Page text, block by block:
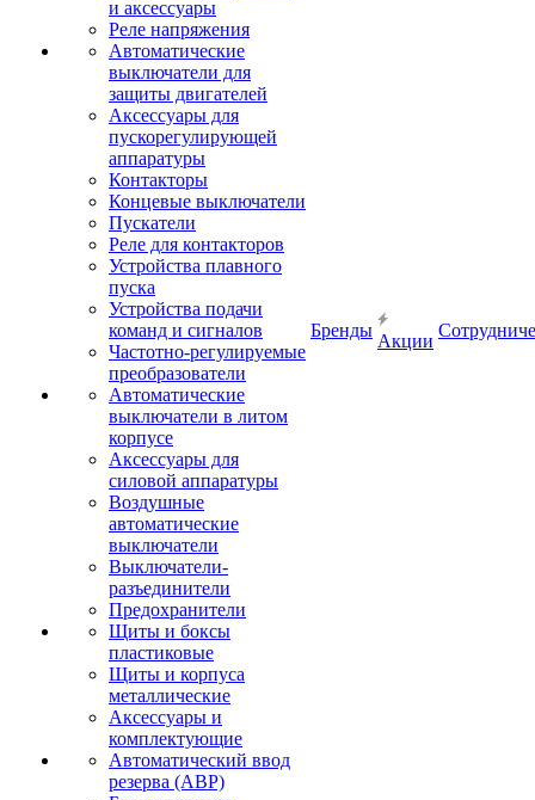
и аксессуары
Реле напряжения
Автоматические
выключатели для
защиты двигателей
Аксессуары для
пускорегулирующей
аппаратуры
Контакторы
Концевые выключатели
Пускатели
Реле для контакторов
Устройства плавного
пуска
Устройства подачи
команд и сигналов
Частотно-регулируемые
преобразователи
Автоматические
выключатели в литом
корпусе
Аксессуары для
силовой аппаратуры
Воздушные
автоматические
выключатели
Выключатели-
разъединители
Предохранители
Щиты и боксы
пластиковые
Щиты и корпуса
металлические
Аксессуары и
комплектующие
Автоматический ввод
резерва (АВР)
Бренды
Акции